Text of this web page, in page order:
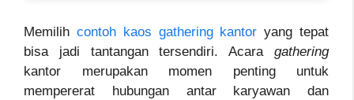
Memilih contoh kaos gathering kantor yang tepat
bisa jadi tantangan tersendiri. Acara gathering
kantor merupakan momen penting untuk
mempererat hubungan antar karyawan dan